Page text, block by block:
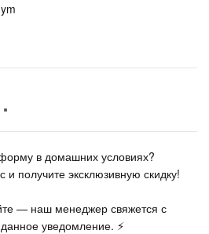
в домашних условиях?
получите эксклюзивную скидку!
— наш менеджер свяжется с
уведомление. ⚡